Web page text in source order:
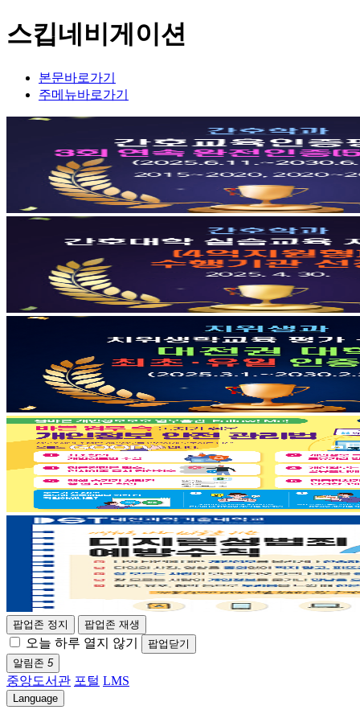
스킵네비게이션
본문바로가기
주메뉴바로가기
팝업존 정지 팝업존 재생
오늘 하루 열지 않기
팝업닫기
알림존 5
중앙도서관 포털 LMS
Language